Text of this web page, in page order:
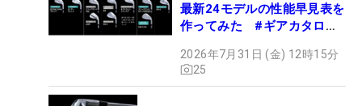
最新24モデルの性能早見表を
作ってみた #ギアカタログ
2026年7月31日 (金) 12時15分
25